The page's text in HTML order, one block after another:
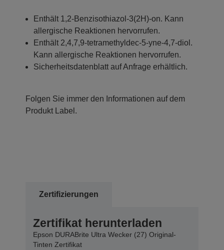
Enthält 1,2-Benzisothiazol-3(2H)-on. Kann
allergische Reaktionen hervorrufen.
Enthält 2,4,7,9-tetramethyldec-5-yne-4,7-diol.
Kann allergische Reaktionen hervorrufen.
Sicherheitsdatenblatt auf Anfrage erhältlich.
Folgen Sie immer den Informationen auf dem
Produkt Label.
Zertifizierungen
Zertifikat herunterladen
Epson DURABrite Ultra Wecker (27) Original-
Tinten Zertifikat